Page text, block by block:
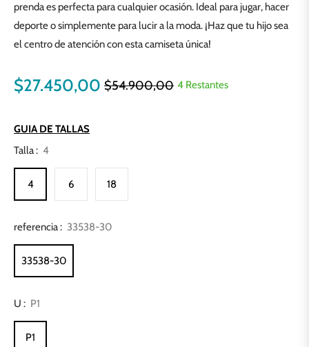
prenda es perfecta para cualquier ocasión. Ideal para jugar, hacer
deporte o simplemente para lucir a la moda. ¡Haz que tu hijo sea
el centro de atención con esta camiseta única!
$27.450,00 Precio
$54.900,00 4 Restantes
GUIA DE TALLAS
Talla : 4
4 6 18
referencia : 33538-30
33538-30
U : P1
P1